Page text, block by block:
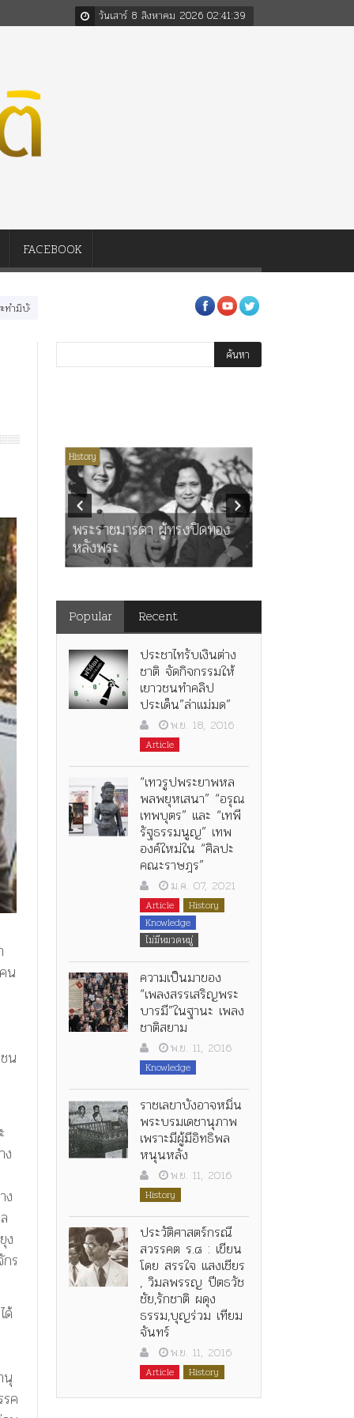
วันเสาร์ 8 สิงหาคม 2026 02:41:40
FACEBOOK
ในหลวงสามรัชกาล ร่วมกว่า 80ปี ร.๖ สร้าง “จุฬาลงกรณ์มหาวิทยาลัย” ตามพระ
น
น
ง
ง
ร
ด้
นุ
ค
พ
History
พระราชมารดา ผู้ทรงปิดทอง
หลังพระ
Popular Recent
ประชาไทรับเงินต่าง
ชาติ จัดกิจกรรมให้
เยาวชนทำคลิป
ประเด็น”ล่าแม่มด”
พ.ย. 18, 2016
Article
“เทวรูปพระยาพหล
พลพยุหเสนา” “อรุณ
เทพบุตร” และ “เทพี
รัฐธรรมนูญ” เทพ
องค์ใหม่ใน “ศิลปะ
คณะราษฎร”
ม.ค. 07, 2021
Article
History
Knowledge
ไม่มีหมวดหมู่
ความเป็นมาของ
“เพลงสรรเสริญพระ
บารมี”ในฐานะ เพลง
ชาติสยาม
พ.ย. 11, 2016
Knowledge
ราชเลขาบังอาจหมิ่น
พระบรมเดชานุภาพ
เพราะมีผู้มีอิทธิพล
หนุนหลัง
พ.ย. 11, 2016
History
ประวัติศาสตร์กรณี
สวรรคต ร.๘ : เขียน
โดย สรรใจ แสงเชียร
, วิมลพรรญ ปีตธวัช
ชัย,รักชาติ ผดุง
ธรรม,บุญร่วม เทียม
จันทร์
พ.ย. 11, 2016
Article History